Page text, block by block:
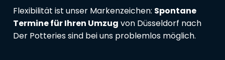
Flexibilität ist unser Markenzeichen: Spontane
Termine für Ihren Umzug von Düsseldorf nach
Der Potteries sind bei uns problemlos möglich.